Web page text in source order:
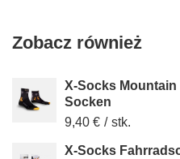
Zobacz również
X-Socks
Socken
9,40 € / stk.
X-Socks